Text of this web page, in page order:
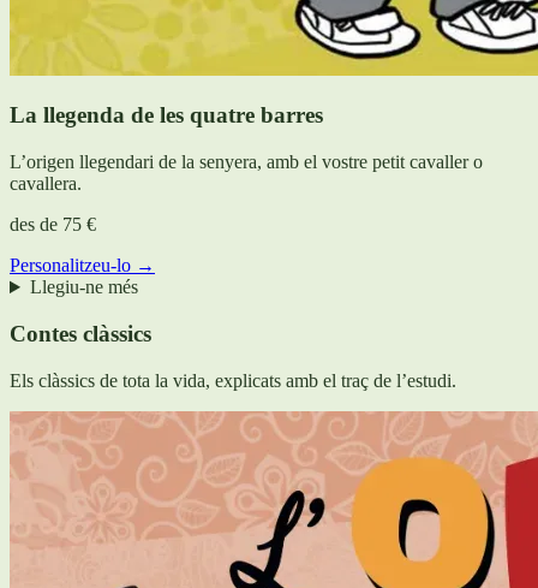
La llegenda de les quatre barres
L’origen llegendari de la senyera, amb el vostre petit cavaller o
cavallera.
des de 75 €
Personalitzeu-lo →
Llegiu-ne més
Contes clàssics
Els clàssics de tota la vida, explicats amb el traç de l’estudi.